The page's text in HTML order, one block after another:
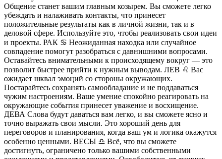
Общение станет вашим главным козырем. Вы сможете легко
убеждать и налаживать контакты, что принесет
положительные результаты как в личной жизни, так и в
деловой сфере. Используйте это, чтобы реализовать свои идеи
и проекты. РАК ♋️ Неожиданная находка или случайное
совпадение помогут разобраться с давнишними вопросами.
Оставайтесь внимательными к происходящему вокруг — это
позволит быстрее прийти к нужным выводам. ЛЕВ ♌️ Вас
ожидает шквал эмоций со стороны окружающих.
Постарайтесь сохранять самообладание и не поддаваться
чужим настроениям. Ваше умение спокойно реагировать на
окружающие события принесет уважение и восхищение.
ДЕВА Слова будут даваться вам легко, и вы сможете ясно и
точно выражать свои мысли. Это хороший день для
переговоров и планирования, когда ваш ум и логика окажутся
особенно ценными. ВЕСЫ ♎️ Всё, что вы сможете
достигнуть, ограничено только вашими собственными